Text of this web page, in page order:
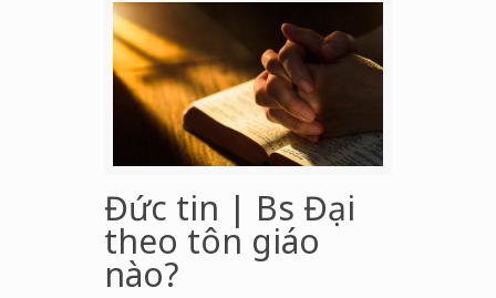
Đức tin | Bs Đại
theo tôn giáo
nào?